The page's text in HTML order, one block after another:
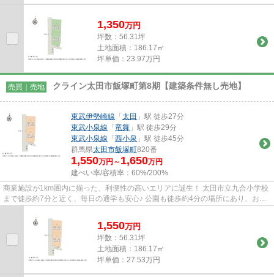
1,350万円
坪数：56.31坪
土地面積：186.17㎡
坪単価：23.97万円
売買｜売地 クライン太田市飯塚町第8期【建築条件無し売地】
東武伊勢崎線 「太田 」駅 徒歩27分
東武小泉線 「竜舞 」駅 徒歩29分
東武小泉線 「西小泉 」駅 徒歩45分
群馬県太田市飯塚町820番
1,550万円～ 1,650万円
建ぺい率/容積率： 60%/200%
商業施設が1km圏内に揃った、利便性の高いエリアに誕生！ 太田市立九合小学校
まで徒歩約7分と近く、毎日の通学も安心♪ 公園も徒歩約4分の場所にあり、お子
様とのびのびとした時間を過...
1,550万円
坪数：56.31坪
土地面積：186.17㎡
坪単価：27.53万円